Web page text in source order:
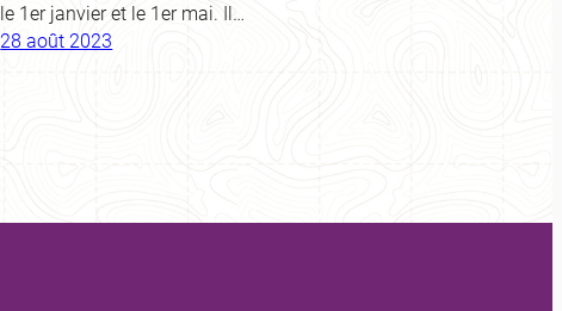
le 1er janvier et le 1er mai. Il…
28 août 2023